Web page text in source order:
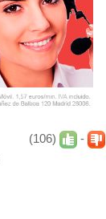
(106) -